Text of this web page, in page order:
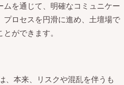
を通じて、明確なコミュニケー
プロセスを円滑に進め、土壇場で
ができます。
、本来、リスクや混乱を伴うも